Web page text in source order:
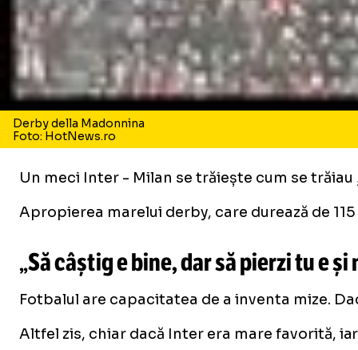
Derby della Madonnina
Foto: HotNews.ro
Un meci Inter - Milan se trăiește cum se
Apropierea marelui derby, care durează de
„Să câștig e bine, dar să pierzi tu e și
Fotbalul are capacitatea de a inventa mize.
Altfel zis, chiar dacă Inter era mare favorită,